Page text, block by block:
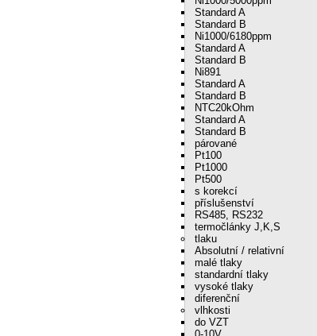
Standard A
Standard B
Ni1000/6180ppm
Standard A
Standard B
Ni891
Standard A
Standard B
NTC20kOhm
Standard A
Standard B
párované
Pt100
Pt1000
Pt500
s korekcí
příslušenství
RS485, RS232
termočlánky J,K,S
tlaku
Absolutní / relativní
malé tlaky
standardní tlaky
vysoké tlaky
diferenční
vlhkosti
do VZT